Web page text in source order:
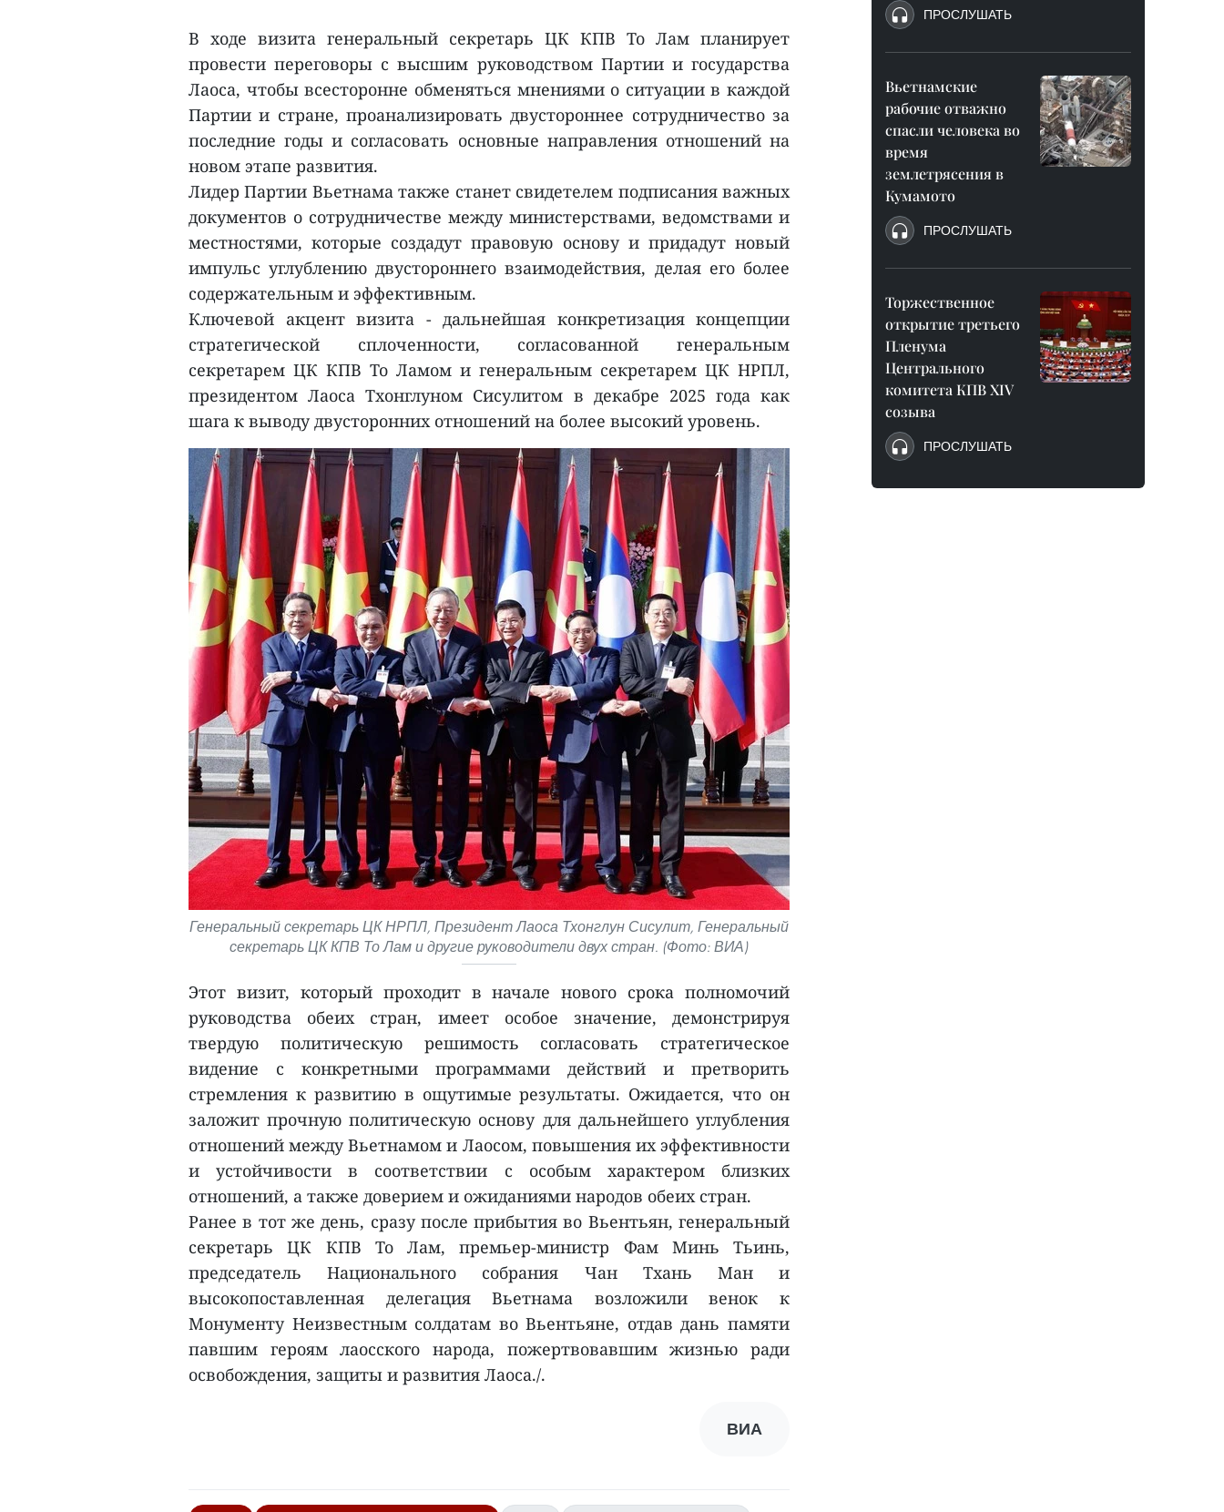
В ходе визита генеральный секретарь ЦК КПВ То Лам планирует
провести переговоры с высшим руководством Партии и государства
Лаоса, чтобы всесторонне обменяться мнениями о ситуации в каждой
Партии и стране, проанализировать двустороннее сотрудничество за
последние годы и согласовать основные направления отношений на
новом этапе развития.
Лидер Партии Вьетнама также станет свидетелем подписания важных
документов о сотрудничестве между министерствами, ведомствами и
местностями, которые создадут правовую основу и придадут новый
импульс углублению двустороннего взаимодействия, делая его более
содержательным и эффективным.
Ключевой акцент визита - дальнейшая конкретизация концепции
стратегической сплоченности, согласованной генеральным
секретарем ЦК КПВ То Ламом и генеральным секретарем ЦК НРПЛ,
президентом Лаоса Тхонглуном Сисулитом в декабре 2025 года как
шага к выводу двусторонних отношений на более высокий уровень.
Генеральный секретарь ЦК НРПЛ, Президент Лаоса Тхонглун Сисулит, Генеральный
секретарь ЦК КПВ То Лам и другие руководители двух стран. (Фото: ВИА)
Этот визит, который проходит в начале нового срока полномочий
руководства обеих стран, имеет особое значение, демонстрируя
твердую политическую решимость согласовать стратегическое
видение с конкретными программами действий и претворить
стремления к развитию в ощутимые результаты. Ожидается, что он
заложит прочную политическую основу для дальнейшего углубления
отношений между Вьетнамом и Лаосом, повышения их эффективности
и устойчивости в соответствии с особым характером близких
отношений, а также доверием и ожиданиями народов обеих стран.
Ранее в тот же день, сразу после прибытия во Вьентьян, генеральный
секретарь ЦК КПВ То Лам, премьер-министр Фам Минь Тьинь,
председатель Национального собрания Чан Тхань Ман и
высокопоставленная делегация Вьетнама возложили венок к
Монументу Неизвестным солдатам во Вьентьяне, отдав дань памяти
павшим героям лаосского народа, пожертвовавшим жизнью ради
освобождения, защиты и развития Лаоса./.
ВИА
ПРОСЛУШАТЬ
Вьетнамские
рабочие отважно
спасли человека во
время
землетрясения в
Кумамото
ПРОСЛУШАТЬ
Торжественное
открытие третьего
Пленума
Центрального
комитета КПВ XIV
созыва
ПРОСЛУШАТЬ